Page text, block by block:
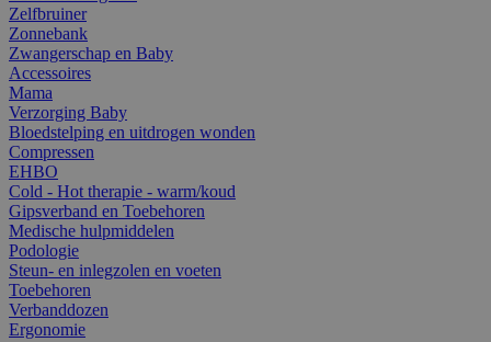
Zelfbruiner
Zonnebank
Zwangerschap en Baby
Accessoires
Mama
Verzorging Baby
Bloedstelping en uitdrogen wonden
Compressen
EHBO
Cold - Hot therapie - warm/koud
Gipsverband en Toebehoren
Medische hulpmiddelen
Podologie
Steun- en inlegzolen en voeten
Toebehoren
Verbanddozen
Ergonomie